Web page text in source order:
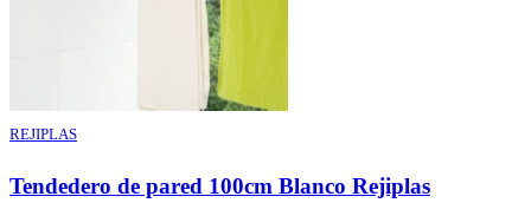
REJIPLAS
Tendedero de pared 100cm Blanco Rejiplas